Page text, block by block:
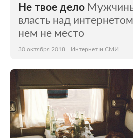
Не твое дело
власть над
нем не место
30 октября 2018 Интернет и СМИ